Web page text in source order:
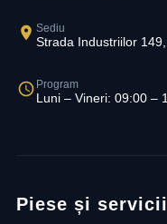
Sediu
Strada Industriilor
Program
Luni – Vineri: 09:00 –
Piese și